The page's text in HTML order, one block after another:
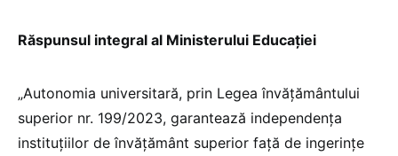
Răspunsul integral al Ministerului Educației
„Autonomia universitară, prin Legea învățământului
superior nr. 199/2023, garantează independența
instituțiilor de învățământ superior față de ingerințe